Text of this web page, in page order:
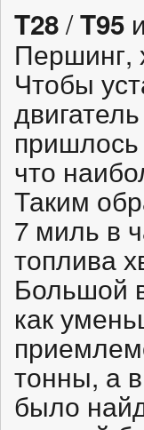
T28/T95
Першинг,
Чтобы
пришлось
что
Таким
7 миль в
топлива
Большой
как
тонны, а
было